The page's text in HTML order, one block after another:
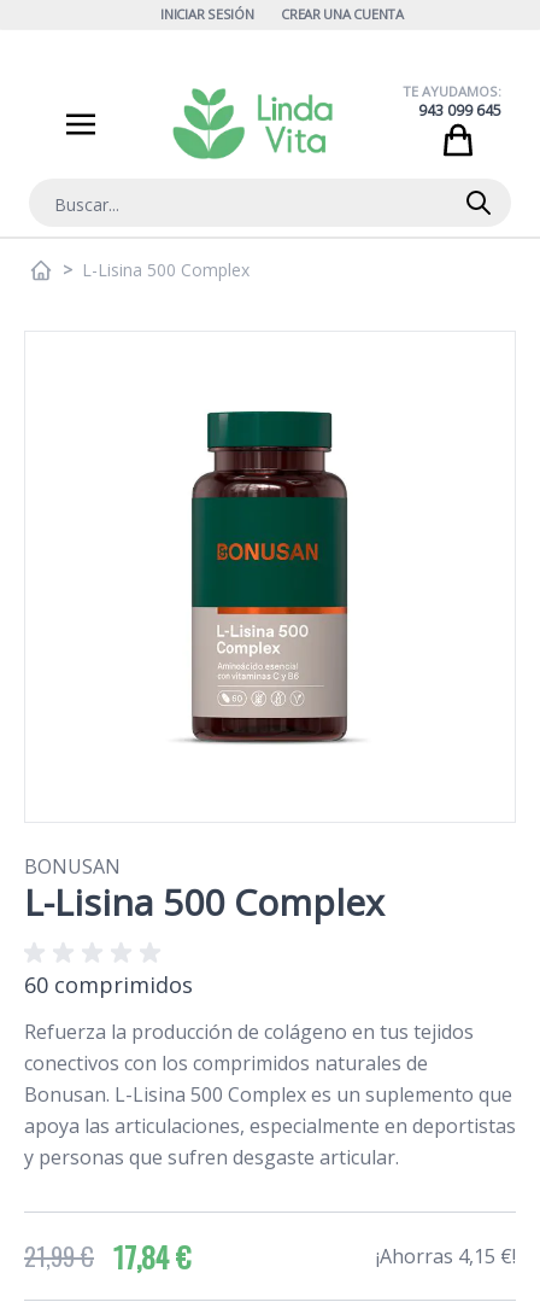
INICIAR SESIÓN CREAR UNA CUENTA
Buscar
TE AYUDAMOS:
943 099 645
> L-Lisina 500 Complex
BONUSAN
L-Lisina 500 Complex
60 comprimidos
Refuerza la producción de colágeno en tus tejidos
conectivos con los comprimidos naturales de
Bonusan. L-Lisina 500 Complex es un suplemento que
apoya las articulaciones, especialmente en deportistas
y personas que sufren desgaste articular.
21,99 € 17,84 € ¡Ahorras 4,15 €!